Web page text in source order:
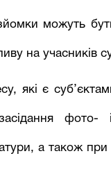
зйомки можуть
на учасників
які є
фото-
а також при